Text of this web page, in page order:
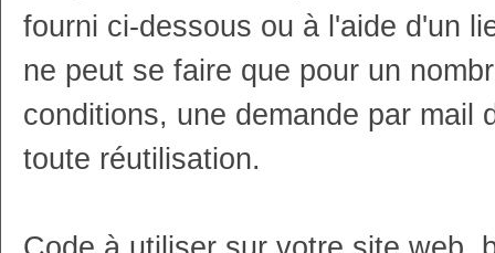
fourni ci-dessous ou à l'aide d'un
ne peut se faire que pour un
conditions, une demande par mail
toute réutilisation.